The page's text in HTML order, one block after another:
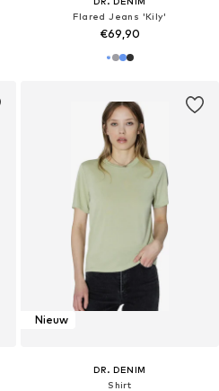
Flared Jeans 'Kily'
€69,90
Nieuw
DR. DENIM
Shirt